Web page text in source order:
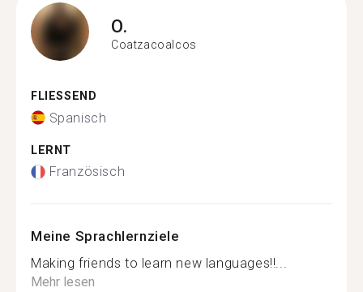
O.
Coatzacoalcos
FLIESSEND
Spanisch
LERNT
Französisch
Meine Sprachlernziele
Making friends to learn new languages!!...
Mehr lesen